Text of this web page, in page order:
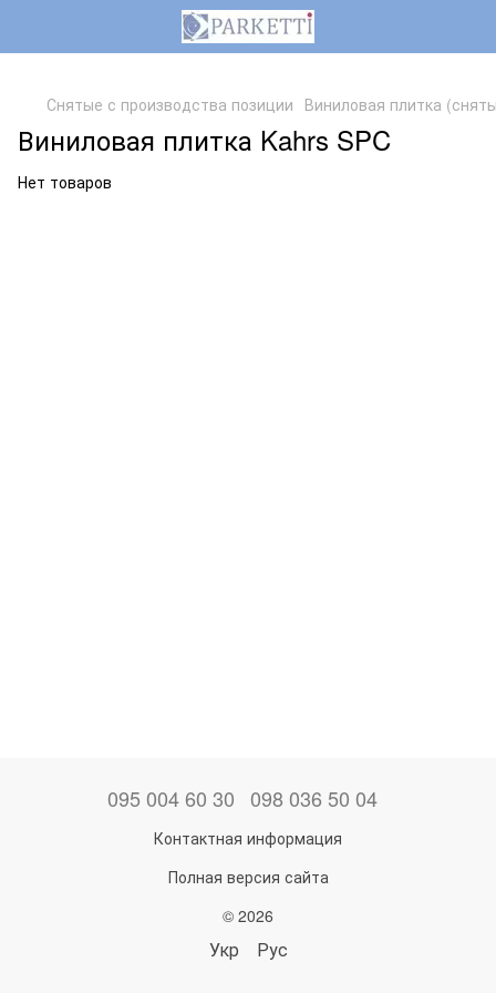
Снятые с производства позиции Виниловая плитка
Виниловая плитка Kahrs SPC
Нет товаров
095 004 60 30 098 036 50 04
Контактная информация
Полная версия сайта
© 2026
Укр Рус